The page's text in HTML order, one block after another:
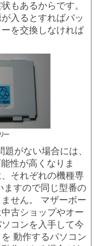
もあるからです。
入るとすればバッ
を交換しなければ
がない場合には、
性が高くなりま
それぞれの機種専
ますので同じ型番の
せん。 マザーボー
古ショップやオー
コンを入手して今
動作するパソコン